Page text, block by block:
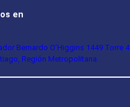
en
Bernardo O’Higgins 1449 Torre 4
Región Metropolitana.